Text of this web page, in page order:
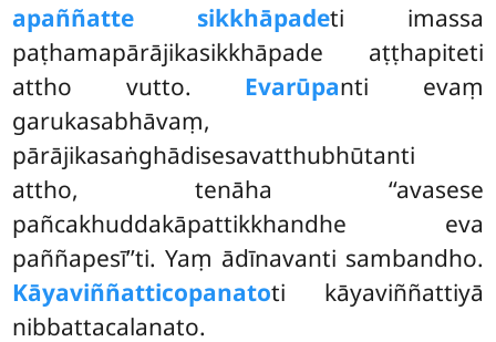
apaññatte sikkhāpadeti imassa
paṭhamapārājikasikkhāpade aṭṭhapiteti
attho vutto. Evarūpanti evaṃ
garukasabhāvaṃ,
pārājikasaṅghādisesavatthubhūtanti
attho, tenāha ‘‘avasese
pañcakhuddakāpattikkhandhe eva
paññapesī’’ti. Yaṃ ādīnavanti sambandho.
Kāyaviññatticopanatoti kāyaviññattiyā
nibbattacalanato.